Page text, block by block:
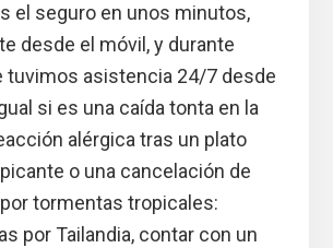
el seguro en unos minutos,
desde el móvil, y durante
tuvimos asistencia 24/7 desde
si es una caída tonta en la
alérgica tras un plato
o una cancelación de
tormentas tropicales:
por Tailandia, contar con un